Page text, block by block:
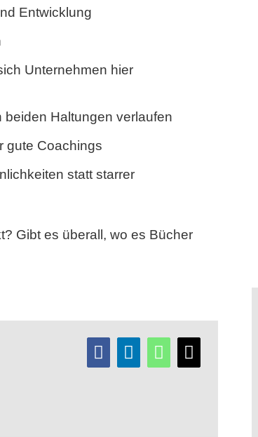
Entwicklung
Unternehmen hier
Haltungen verlaufen
gute Coachings
statt starrer
Gibt es überall, wo es Bücher